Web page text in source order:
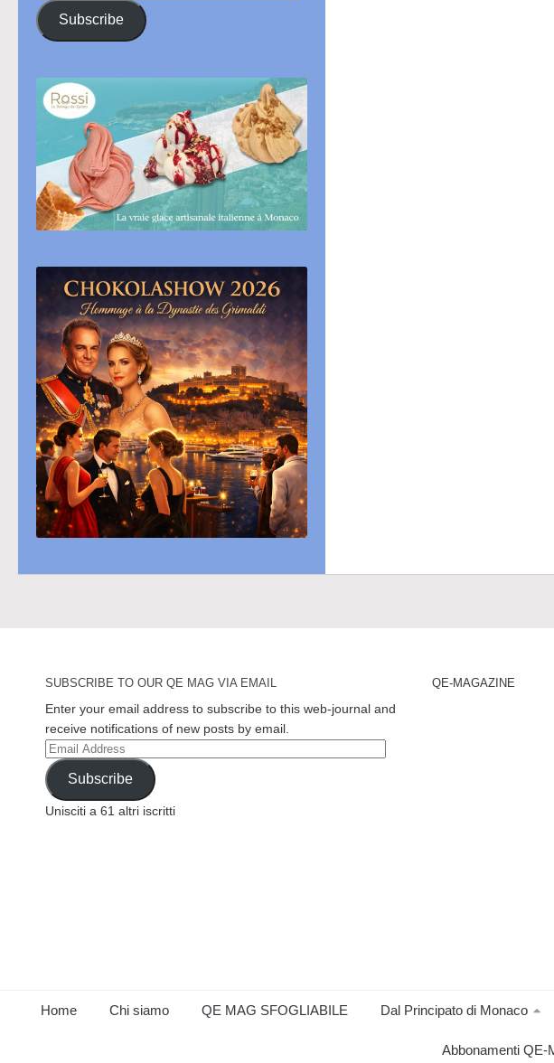
Address
Subscribe
SUBSCRIBE TO OUR QE MAG VIA EMAIL
Enter your email address to subscribe to this web-journal and
receive notifications of new posts by email.
Email
Address
Subscribe
Unisciti a 61 altri iscritti
QE-MAGAZINE
Home Chi siamo QE MAG SFOGLIABILE Dal Principato di Monaco
Abbonamenti QE-